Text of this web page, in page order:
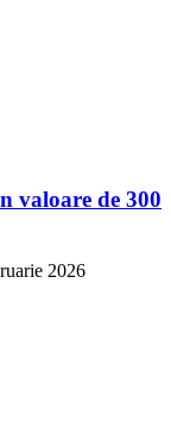
valoare de 300
2026